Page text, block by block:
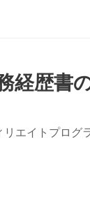
経歴書
エイトプログ